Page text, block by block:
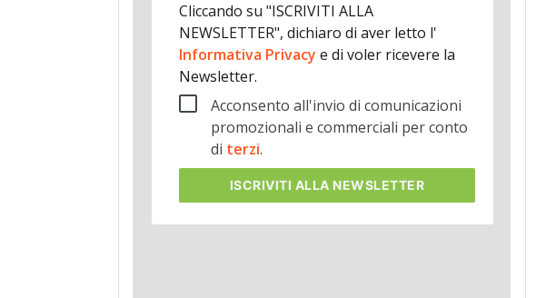
Cliccando su "ISCRIVITI ALLA
NEWSLETTER", dichiaro di aver letto l'
Informativa Privacy e di voler ricevere la
Newsletter.
Acconsento all'invio di comunicazioni
promozionali e commerciali per conto
di terzi.
ISCRIVITI ALLA NEWSLETTER